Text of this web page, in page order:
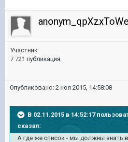
Участник
7 721 публикация
Опубликовано: 2 ноя 2015, 14:58:08
В 02.11.2015 в 14:52:17
сказал:
А где же список - мы должны знать